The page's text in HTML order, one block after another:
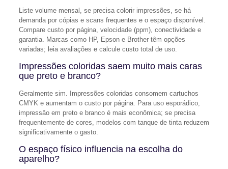
Liste volume mensal, se precisa colorir impressões, se há
demanda por cópias e scans frequentes e o espaço disponível.
Compare custo por página, velocidade (ppm), conectividade e
garantia. Marcas como HP, Epson e Brother têm opções
variadas; leia avaliações e calcule custo total de uso.
Impressões coloridas saem muito mais caras
que preto e branco?
Geralmente sim. Impressões coloridas consomem cartuchos
CMYK e aumentam o custo por página. Para uso esporádico,
impressão em preto e branco é mais econômica; se precisa
frequentemente de cores, modelos com tanque de tinta reduzem
significativamente o gasto.
O espaço físico influencia na escolha do
aparelho?